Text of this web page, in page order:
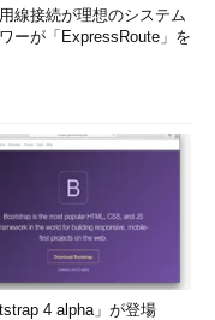
線接続が理想のシステム
ーが「ExpressRoute」を
4 alpha」が登場